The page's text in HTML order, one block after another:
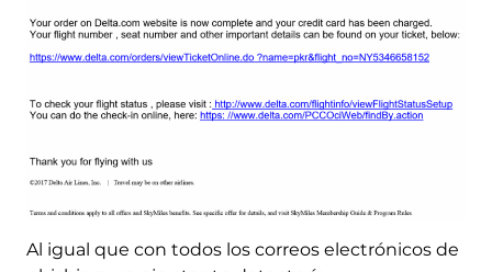
Al igual que con todos los correos electrónicos de